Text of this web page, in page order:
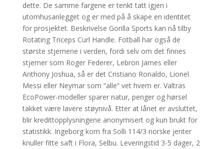
dette. De samme fargene er tenkt tatt igjen i
utomhusanlegget og er med på å skape en identitet
for prosjektet. Beskrivelse Gorilla Sports kan nå tilby
Rotating Triceps Curl Handle. Fotball har også de
største stjernene i verden, fordi selv om det finnes
stjerner som Roger Federer, Lebron James eller
Anthony Joshua, så er det Cristiano Ronaldo, Lionel
Messi eller Neymar som “alle” vet hvem er. Valtras
EcoPower-modeller sparer natur, penger og hørsel
takket være lavere støynivå. Etter at lånet er avsluttet,
blir kredittopplysningene anonymisert og kun brukt for
statistikk. Ingeborg kom fra Solli 114/3 norske jenter
knuller fitte saft i Flora, Selbu. Leveringstid 3-5 dager, 2